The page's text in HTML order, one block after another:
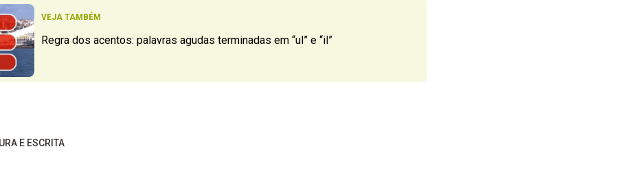
VEJA TAMBÉM
Regra dos acentos: palavras agudas terminadas em “ul” e “il”
E ESCRITA